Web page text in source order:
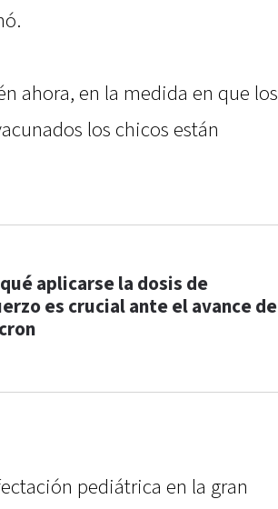
ahora, en la medida en que los
los chicos están
aplicarse la dosis de
es crucial ante el avance de
pediátrica en la gran